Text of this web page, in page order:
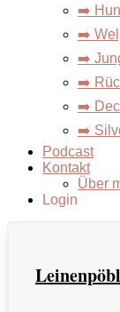
➡️
➡️
➡️
➡️
➡️
➡️
Podcast
Kontakt
Über
Login